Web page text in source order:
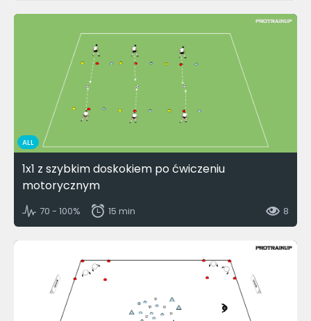
ALL
1x1 z szybkim doskokiem po ćwiczeniu
motorycznym
70 - 100% 15 min 8